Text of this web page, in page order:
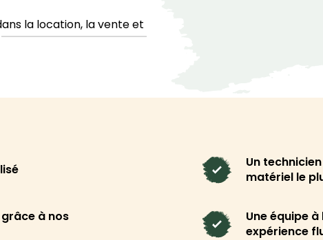
la location, la vente et
que pour nos
luges ou
la neige à ton rythme,
en toute sécurité.
Un
matériel le
à nos
Une équipe
expérience